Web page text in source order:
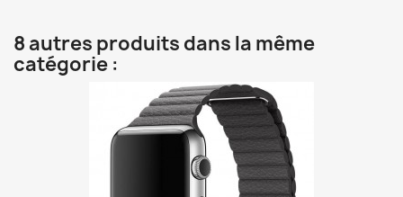
8 autres produits dans la même
catégorie :